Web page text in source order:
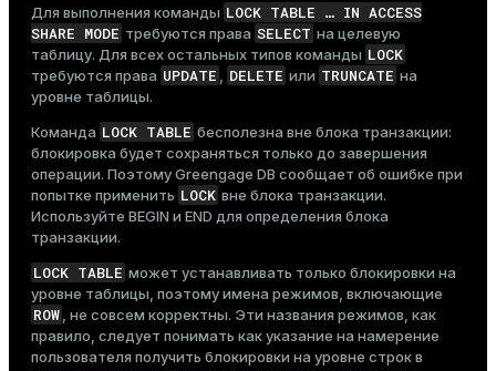
Для выполнения команды LOCK TABLE …​ IN ACCESS
SHARE MODE требуются права SELECT на целевую
таблицу. Для всех остальных типов команды LOCK
требуются права UPDATE DELETE или TRUNCATE на
уровне таблицы.
Команда LOCK TABLE бесполезна вне блока транзакции:
блокировка будет сохраняться только до завершения
операции. Поэтому Greengage DB сообщает об ошибке при
попытке применить LOCK вне блока транзакции.
Используйте BEGIN и END для определения блока
транзакции.
LOCK TABLE может устанавливать только блокировки на
уровне таблицы, поэтому имена режимов, включающие
ROW , не совсем корректны. Эти названия режимов, как
правило, следует понимать как указание на намерение
пользователя получить блокировки на уровне строк в